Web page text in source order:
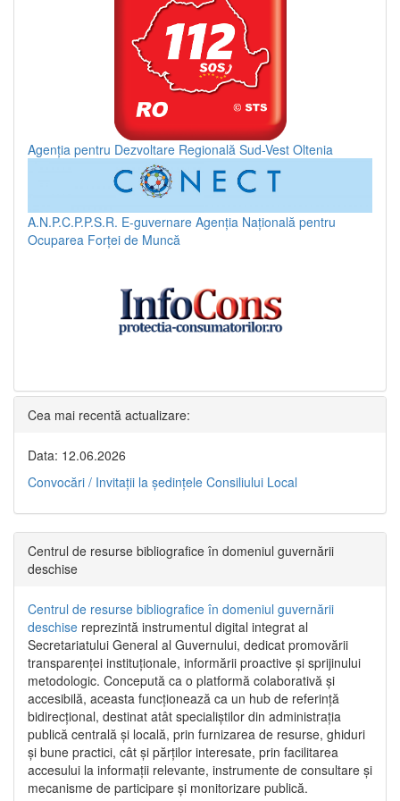
Agenția pentru Dezvoltare Regională Sud-Vest Oltenia
A.N.P.C.P.P.S.R. E-guvernare Agenția Națională pentru
Ocuparea Forței de Muncă
Cea mai recentă actualizare:
Data: 12.06.2026
Convocări / Invitaţii la şedinţele Consiliului Local
Centrul de resurse bibliografice în domeniul guvernării
deschise
Centrul de resurse bibliografice în domeniul guvernării
deschise reprezintă instrumentul digital integrat al
Secretariatului General al Guvernului, dedicat promovării
transparenței instituționale, informării proactive și sprijinului
metodologic. Concepută ca o platformă colaborativă și
accesibilă, aceasta funcționează ca un hub de referință
bidirecțional, destinat atât specialiștilor din administrația
publică centrală și locală, prin furnizarea de resurse, ghiduri
și bune practici, cât și părților interesate, prin facilitarea
accesului la informații relevante, instrumente de consultare și
mecanisme de participare și monitorizare publică.